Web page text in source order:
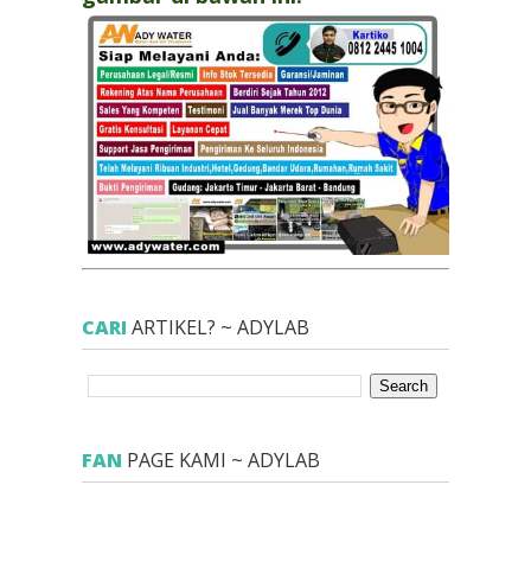
CARI ARTIKEL? ~ ADYLAB
FAN PAGE KAMI ~ ADYLAB